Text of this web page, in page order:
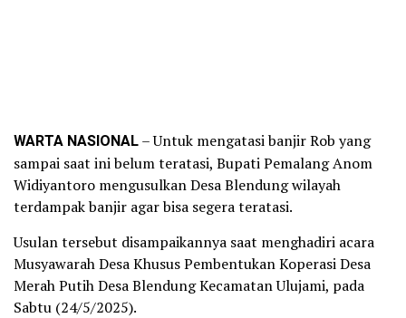
WARTA NASIONAL– Untuk mengatasi banjir Rob yang
sampai saat ini belum teratasi, Bupati Pemalang Anom
Widiyantoro mengusulkan Desa Blendung wilayah
terdampak banjir agar bisa segera teratasi.
Usulan tersebut disampaikannya saat menghadiri acara
Musyawarah Desa Khusus Pembentukan Koperasi Desa
Merah Putih Desa Blendung Kecamatan Ulujami, pada
Sabtu (24/5/2025).